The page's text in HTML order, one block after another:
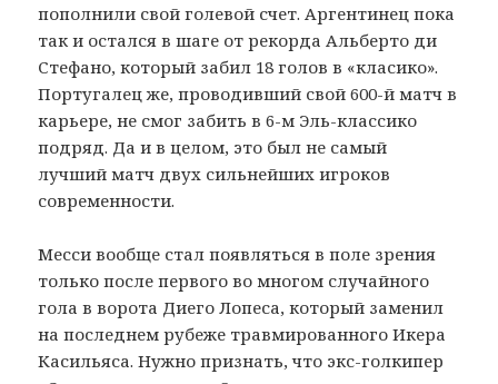
пополнили свой голевой счет. Аргентинец пока
так и остался в шаге от рекорда Альберто ди
Стефано, который забил 18 голов в «класико».
Португалец же, проводивший свой 600-й матч в
карьере, не смог забить в 6-м Эль-классико
подряд. Да и в целом, это был не самый
лучший матч двух сильнейших игроков
современности.
Месси вообще стал появляться в поле зрения
только после первого во многом случайного
гола в ворота Диего Лопеса, который заменил
на последнем рубеже травмированного Икера
Касильяса. Нужно признать, что экс-голкипер